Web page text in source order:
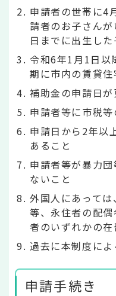
申請者の世帯に4
請者のお子さん
日までに出生した
令和6年1月1日以
期に市内の賃貸
補助金の申請日
申請者等に市税
申請日から2年以
あること
申請者等が暴力
ないこと
外国人にあって
等、永住者の配
者のいずれかの
過去に本制度に
申請手続き